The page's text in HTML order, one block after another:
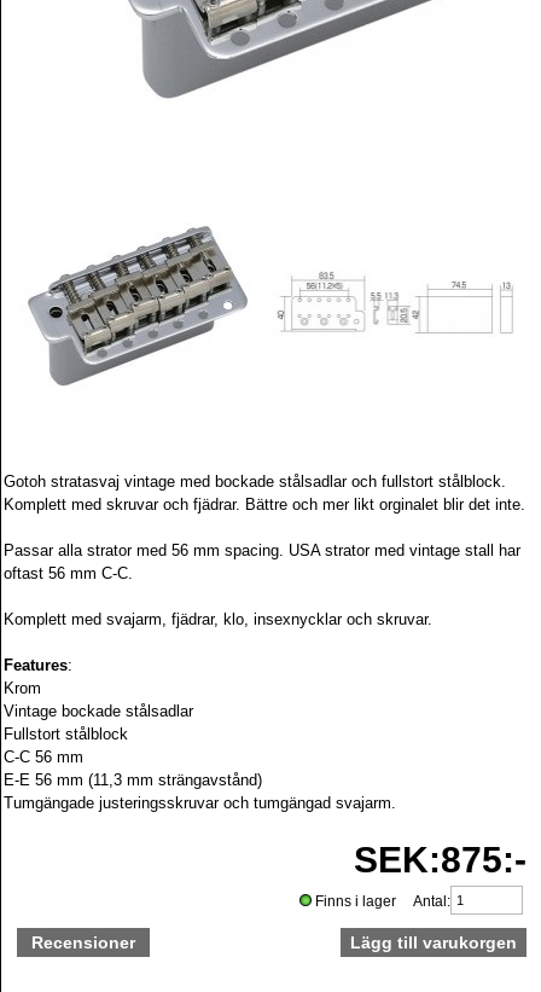
Gotoh stratasvaj vintage med bockade stålsadlar och fullstort stålblock.
Komplett med skruvar och fjädrar. Bättre och mer likt orginalet blir det inte.
Passar alla strator med 56 mm spacing. USA strator med vintage stall har
oftast 56 mm C-C.
Komplett med svajarm, fjädrar, klo, insexnycklar och skruvar.
Features:
Krom
Vintage bockade stålsadlar
Fullstort stålblock
C-C 56 mm
E-E 56 mm (11,3 mm strängavstånd)
Tumgängade justeringsskruvar och tumgängad svajarm.
Recensioner
SEK:875:-
Finns i lager Antal: